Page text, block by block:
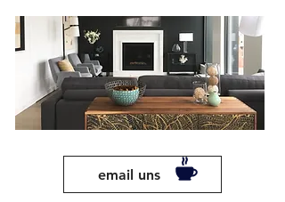
email uns